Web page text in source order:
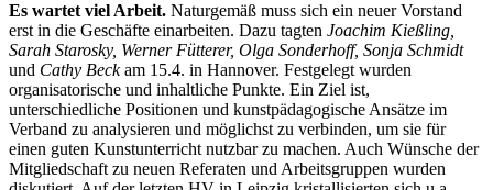
Es wartet viel Arbeit. Naturgemäß muss sich ein neuer Vorstand
erst in die Geschäfte einarbeiten. Dazu tagten Joachim Kießling,
Sarah Starosky, Werner Fütterer, Olga Sonderhoff, Sonja Schmidt
und Cathy Beckam 15.4. in Hannover. Festgelegt wurden
organisatorische und inhaltliche Punkte. Ein Ziel ist,
unterschiedliche Positionen und kunstpädagogische Ansätze im
Verband zu analysieren und möglichst zu verbinden, um sie für
einen guten Kunstunterricht nutzbar zu machen. Auch Wünsche der
Mitgliedschaft zu neuen Referaten und Arbeitsgruppen wurden